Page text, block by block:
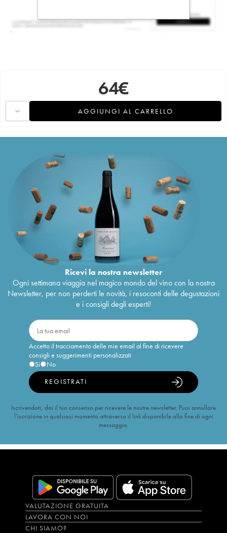
64€
AGGIUNGI AL CARRELLO
Ricevi la nostra newsletter
Ogni settimana viaggia nel magico mondo del vino con la nostra
Newsletter, per non perderti le novità, i resoconti delle degustazioni
e i consigli degli esperti!
Accetto il tracciamento delle mie email al fine di ricevere
consigli e suggerimenti personalizzati
Sì
No
REGISTRATI
Iscrivendoti, dai il tuo consenso per ricevere le nostre newsletter. Puoi annullare
l’iscrizione in qualsiasi momento attraverso il link disponibile alla fine di ogni
messaggio.
VALUTAZIONE GRATUITA
LAVORA CON NOI
CHI SIAMO?